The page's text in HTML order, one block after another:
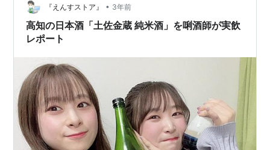
は明治時代から続く酒造です。 「土佐…
『えんすストア』 • 3年前
高知の日本酒「土佐金蔵 純米酒」を唎酒師が実飲
レポート